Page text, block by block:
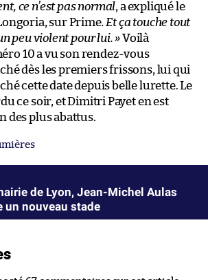
ce n’est pas normal, a expliqué le
sur Prime. Et ça touche tout
peu violent pour lui. »Voilà
10 a vu son rendez-vous
dès les premiers frissons, lui qui
cette date depuis belle lurette. Le
ce soir, et Dimitri Payet en est
des plus abattus.
de Lyon, Jean-Michel Aulas
un nouveau stade